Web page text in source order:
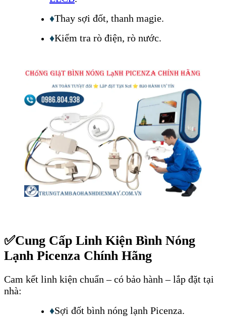
♦Thay sợi đốt, thanh magie.
♦Kiểm tra rò điện, rò nước.
✅Cung Cấp Linh Kiện Bình Nóng
Lạnh Picenza Chính Hãng
Cam kết linh kiện chuẩn – có bảo hành – lắp đặt tại
nhà:
♦Sợi đốt bình nóng lạnh Picenza.